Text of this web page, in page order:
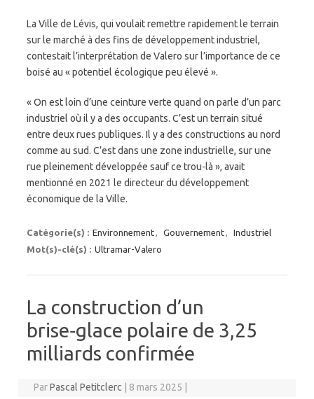
La Ville de Lévis, qui voulait remettre rapidement le terrain
sur le marché à des fins de développement industriel,
contestait l’interprétation de Valero sur l’importance de ce
boisé au « potentiel écologique peu élevé ».
« On est loin d’une ceinture verte quand on parle d’un parc
industriel où il y a des occupants. C’est un terrain situé
entre deux rues publiques. Il y a des constructions au nord
comme au sud. C’est dans une zone industrielle, sur une
rue pleinement développée sauf ce trou-là », avait
mentionné en 2021 le directeur du développement
économique de la Ville.
Catégorie(s) : Environnement, Gouvernement,
Industriel
Mot(s)-clé(s) : Ultramar-Valero
La construction d’un
brise‑glace polaire de 3,25
milliards confirmée
ParPascal Petitclerc 8 mars 2025